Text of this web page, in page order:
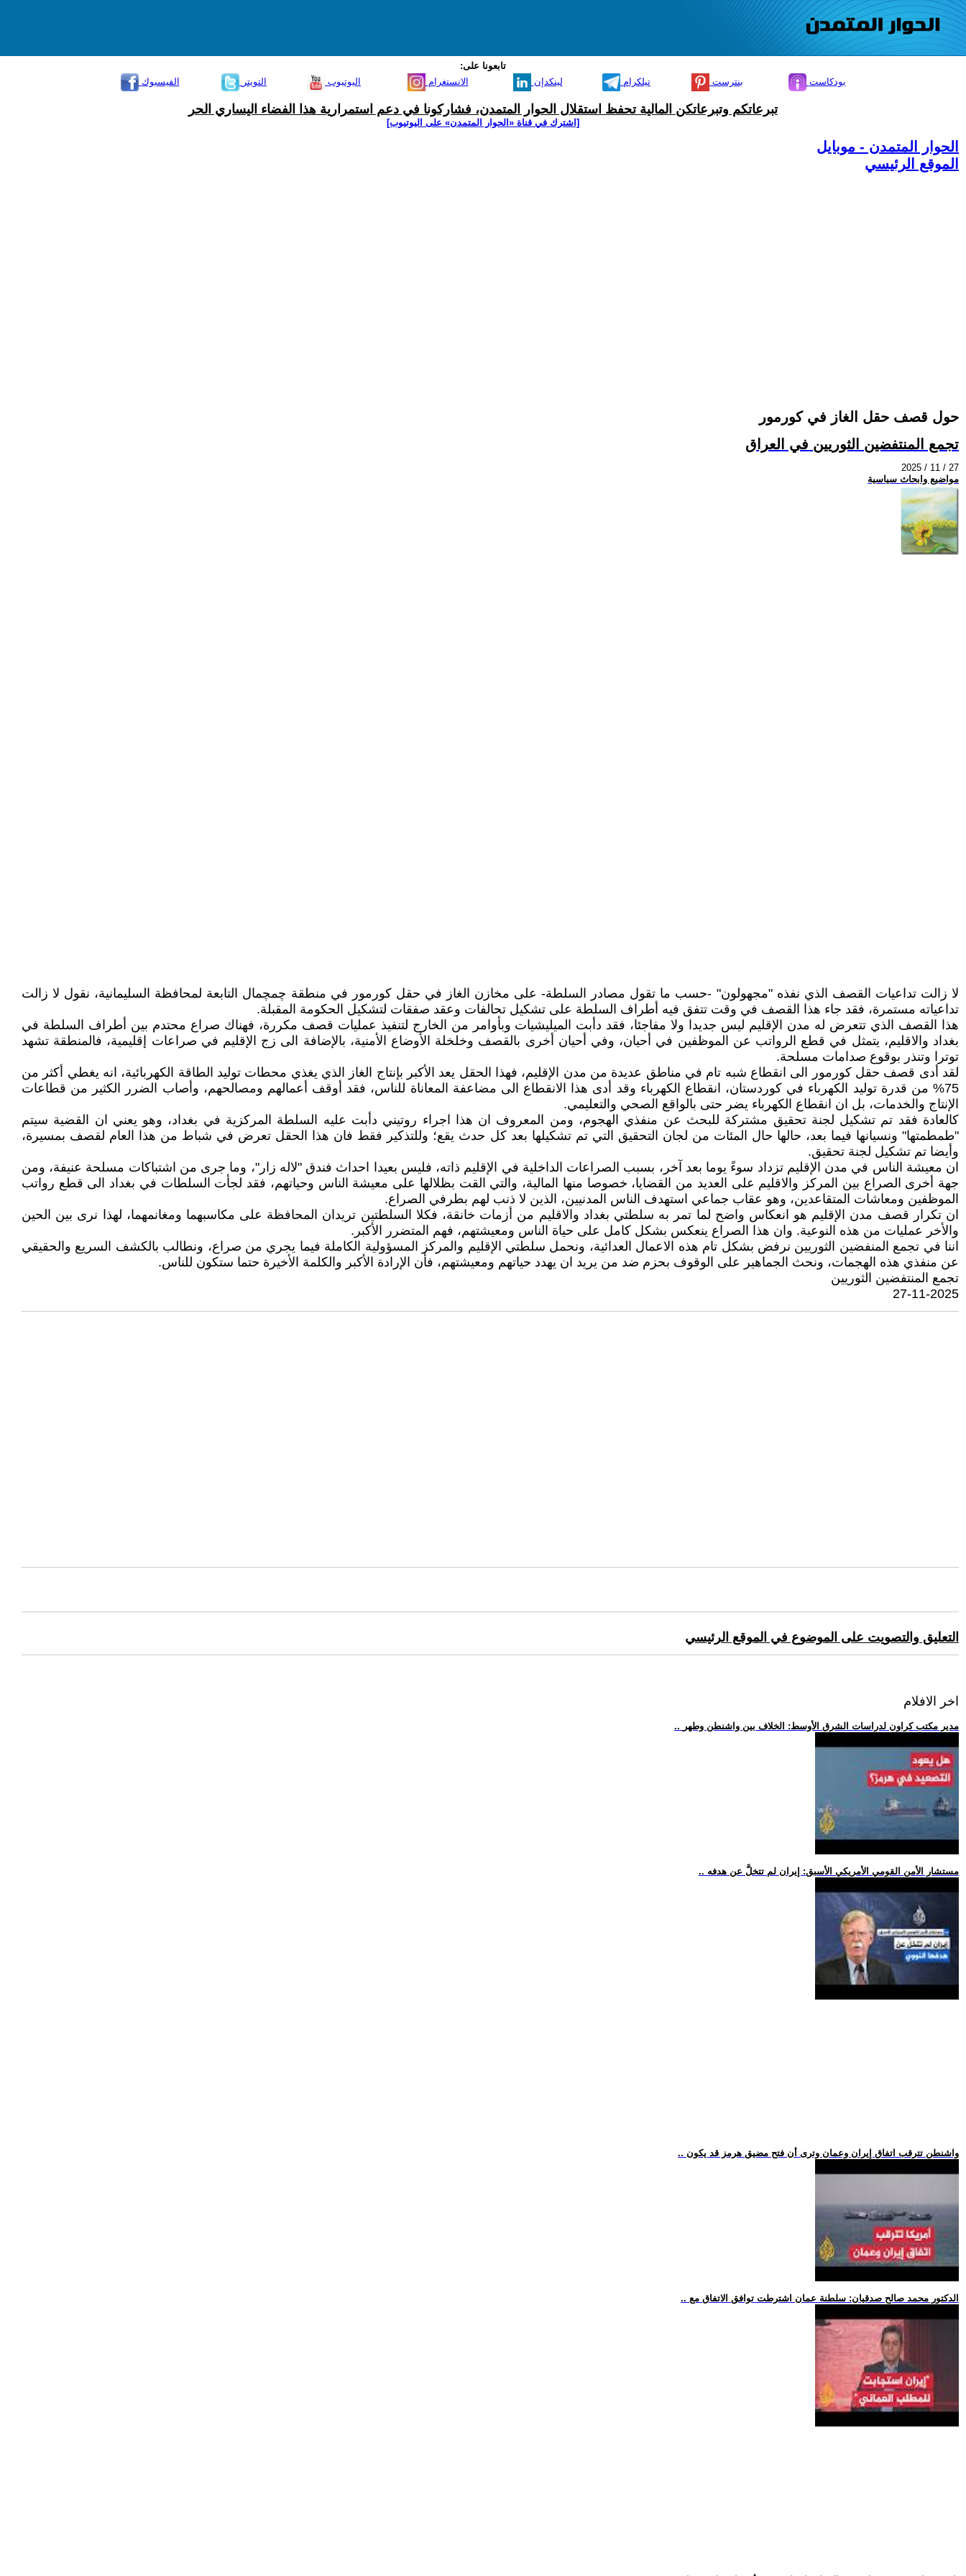
تابعونا على:
الفيسبوك
التويتر اليوتيوب الانستغرام لينكدإن تيلكرام بنترست بودكاست
تبرعاتكم وتبرعاتكن المالية تحفظ استقلال الحوار المتمدن، فشاركونا في دعم استمرارية هذا الفضاء اليساري الحر
[اشترك في قناة ‫«الحوار المتمدن» على اليوتيوب]
الحوار المتمدن - موبايل
الموقع الرئيسي
حول قصف حقل الغاز في كورمور
تجمع المنتفضين الثوريين في العراق
2025 / 11 / 27
مواضيع وابحاث سياسية
لا زالت تداعيات القصف الذي نفذه "مجهولون" -حسب ما تقول مصادر السلطة- على مخازن الغاز في حقل كورمور في منطقة چمچمال التابعة لمحافظة السليمانية، نقول لا زالت
تداعياته مستمرة، فقد جاء هذا القصف في وقت تتفق فيه أطراف السلطة على تشكيل تحالفات وعقد صفقات لتشكيل الحكومة المقبلة.
هذا القصف الذي تتعرض له مدن الإقليم ليس جديدا ولا مفاجئا، فقد دأبت الميليشيات وبأوامر من الخارج لتنفيذ عمليات قصف مكررة، فهناك صراع محتدم بين أطراف السلطة في
بغداد والاقليم، يتمثل في قطع الرواتب عن الموظفين في أحيان، وفي أحيان أخرى بالقصف وخلخلة الأوضاع الأمنية، بالإضافة الى زج الإقليم في صراعات إقليمية، فالمنطقة تشهد
توترا وتنذر بوقوع صدامات مسلحة.
لقد أدى قصف حقل كورمور الى انقطاع شبه تام في مناطق عديدة من مدن الإقليم، فهذا الحقل يعد الأكبر بإنتاج الغاز الذي يغذي محطات توليد الطاقة الكهربائية، انه يغطي أكثر من
75% من قدرة توليد الكهرباء في كوردستان، انقطاع الكهرباء وقد أدى هذا الانقطاع الى مضاعفة المعاناة للناس، فقد أوقف أعمالهم ومصالحهم، وأصاب الضرر الكثير من قطاعات
الإنتاج والخدمات، بل ان انقطاع الكهرباء يضر حتى بالواقع الصحي والتعليمي.
كالعادة فقد تم تشكيل لجنة تحقيق مشتركة للبحث عن منفذي الهجوم، ومن المعروف ان هذا اجراء روتيني دأبت عليه السلطة المركزية في بغداد، وهو يعني ان القضية سيتم
"طمطمتها" ونسيانها فيما بعد، حالها حال المئات من لجان التحقيق التي تم تشكيلها بعد كل حدث يقع؛ وللتذكير فقط فان هذا الحقل تعرض في شباط من هذا العام لقصف بمسيرة،
وأيضا تم تشكيل لجنة تحقيق.
ان معيشة الناس في مدن الإقليم تزداد سوءً يوما بعد آخر، بسبب الصراعات الداخلية في الإقليم ذاته، فليس بعيدا احداث فندق "لاله زار"، وما جرى من اشتباكات مسلحة عنيفة، ومن
جهة أخرى الصراع بين المركز والاقليم على العديد من القضايا، خصوصا منها المالية، والتي القت بظلالها على معيشة الناس وحياتهم، فقد لجأت السلطات في بغداد الى قطع رواتب
الموظفين ومعاشات المتقاعدين، وهو عقاب جماعي استهدف الناس المدنيين، الذين لا ذنب لهم بطرفي الصراع.
ان تكرار قصف مدن الإقليم هو انعكاس واضح لما تمر به سلطتي بغداد والاقليم من أزمات خانقة، فكلا السلطتين تريدان المحافظة على مكاسبهما ومغانمهما، لهذا نرى بين الحين
والأخر عمليات من هذه النوعية. وان هذا الصراع ينعكس بشكل كامل على حياة الناس ومعيشتهم، فهم المتضرر الأكبر.
اننا في تجمع المنفضين الثوريين نرفض بشكل تام هذه الاعمال العدائية، ونحمل سلطتي الإقليم والمركز المسؤولية الكاملة فيما يجري من صراع، ونطالب بالكشف السريع والحقيقي
عن منفذي هذه الهجمات، ونحث الجماهير على الوقوف بحزم ضد من يريد ان يهدد حياتهم ومعيشتهم، فأن الإرادة الأكبر والكلمة الأخيرة حتما ستكون للناس.
تجمع المنتفضين الثوريين
27-11-2025
التعليق والتصويت على الموضوع في الموقع الرئيسي
اخر الافلام
.. مدير مكتب كراون لدراسات الشرق الأوسط: الخلاف بين واشنطن وطهر
.. مستشار الأمن القومي الأمريكي الأسبق: إيران لم تتخلَّ عن هدفه
.. واشنطن تترقب اتفاق إيران وعمان وترى أن فتح مضيق هرمز قد يكون
.. الدكتور محمد صالح صدقيان: سلطنة عمان اشترطت توافق الاتفاق مع